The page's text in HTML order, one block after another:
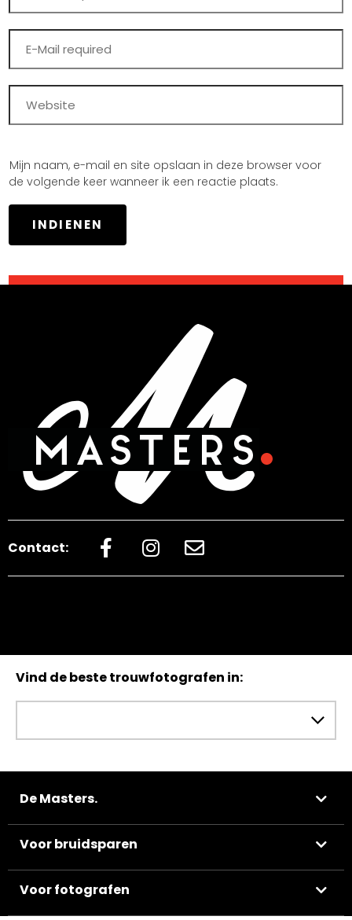
Mijn naam, e-mail en site opslaan in deze browser voor
de volgende keer wanneer ik een reactie plaats.
Contact:
Vind de beste trouwfotografen in:
De Masters.
Voor bruidsparen
Voor fotografen